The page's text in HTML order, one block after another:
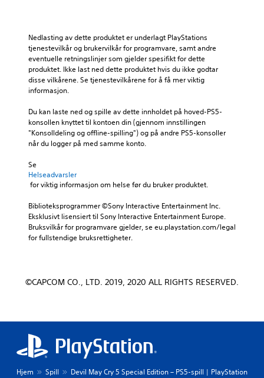
Nedlasting av dette produktet er underlagt PlayStations
tjenestevilkår og brukervilkår for programvare, samt andre
eventuelle retningslinjer som gjelder spesifikt for dette
produktet. Ikke last ned dette produktet hvis du ikke godtar
disse vilkårene. Se tjenestevilkårene for å få mer viktig
informasjon.
Du kan laste ned og spille av dette innholdet på hoved-PS5-
konsollen knyttet til kontoen din (gjennom innstillingen
"Konsolldeling og offline-spilling") og på andre PS5-konsoller
når du logger på med samme konto.
Se
Helseadvarsler
for viktig informasjon om helse før du bruker produktet.
Biblioteksprogrammer ©Sony Interactive Entertainment Inc.
Eksklusivt lisensiert til Sony Interactive Entertainment Europe.
Bruksvilkår for programvare gjelder, se eu.playstation.com/legal
for fullstendige bruksrettigheter.
©CAPCOM CO., LTD. 2019, 2020 ALL RIGHTS RESERVED.
Hjem Spill Devil May Cry 5 Special Edition – PS5-spill | PlayStation